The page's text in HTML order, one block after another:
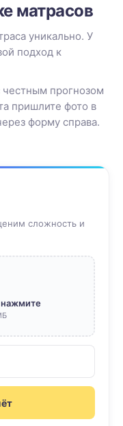
матрасов
уникально. У
подход к
прогнозом
пришлите фото в
форму справа.
сложность и